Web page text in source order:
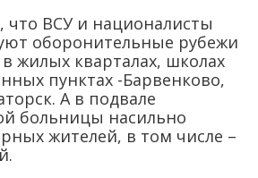
что ВСУ и националисты
оборонительные рубежи
жилых кварталах, школах
пунктах -Барвенково,
А в подвале
больницы насильно
жителей, в том числе –